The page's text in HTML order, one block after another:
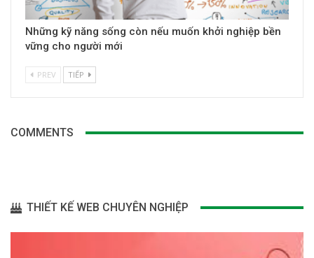
Những kỹ năng sống còn nếu muốn khởi nghiệp bền
vững cho người mới
PREV TIẾP
COMMENTS
THIẾT KẾ WEB CHUYÊN NGHIỆP